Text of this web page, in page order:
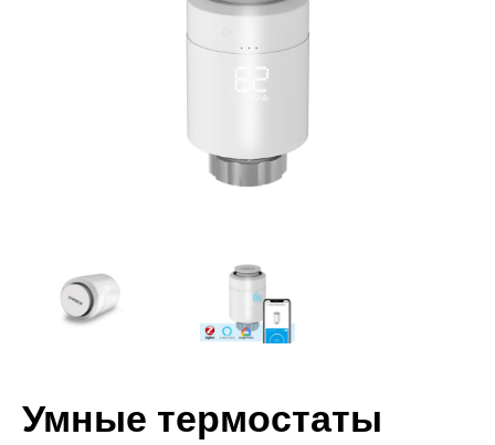
Умные термостаты